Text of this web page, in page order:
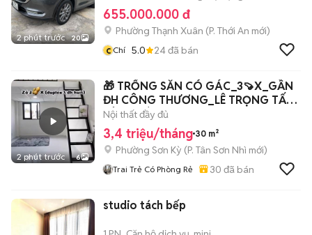
2 phút trước 20
655.000.000 đ
Phường Thạnh Xuân (P. Thới An mới)
c Chí 5.0 24đã bán
2 phút trước 6
🎁 TRỐNG SẴN CÓ GÁC_3🍠X_GẦN
ĐH CÔNG THƯƠNG_LÊ TRỌNG TẤN,
TÂN PHÚ
Nội thất đầy đủ
3,4 triệu/tháng 30 m²
Phường Sơn Kỳ (P. Tân Sơn Nhì mới)
Trai Trẻ Có Phòng Rẻ 30 đã bán
studio tách bếp